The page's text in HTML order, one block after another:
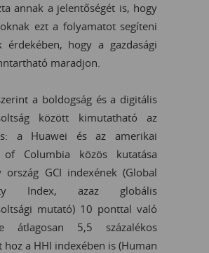
annak a jelentőségét is, hogy
ezt a folyamatot segíteni
érdekében, hogy a gazdasági
maradjon.
a boldogság és a digitális
között kimutatható az
a Huawei és az amerikai
of Columbia közös kutatása
ország GCI indexének (Global
Index, azaz globális
mutató) 10 ponttal való
átlagosan 5,5 százalékos
hoz a HHI indexében is (Human